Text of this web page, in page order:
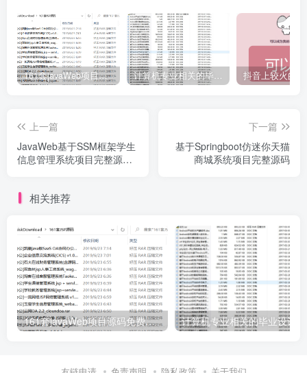
161套javaWeb项目源码免费分享 计算机专业相关的毕业设计论文合集免费下载
上一篇
JavaWeb基于SSM框架学生
信息管理系统项目完整源码
下一篇
基于Springboot仿迷你天猫
商城系统项目完整源码
相关推荐
161套javaWeb项目源码免费分享